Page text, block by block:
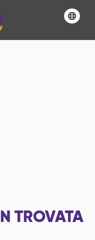
TROVATA